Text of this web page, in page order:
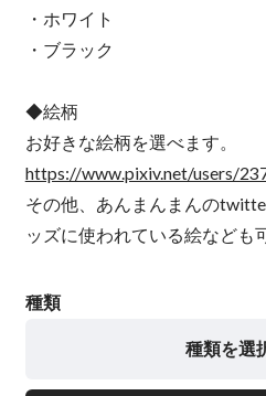
・ホワイト
・ブラック
◆絵柄
お好きな絵柄を選べます。
https://www.pixiv.net/users/
その他、あんまんまんの
ッズに使われている絵なども
種類
種類を選